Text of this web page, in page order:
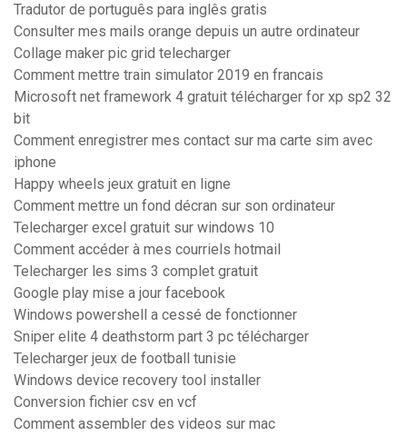
Tradutor de português para inglês gratis
Consulter mes mails orange depuis un autre ordinateur
Collage maker pic grid telecharger
Comment mettre train simulator 2019 en francais
Microsoft net framework 4 gratuit télécharger for xp sp2 32
bit
Comment enregistrer mes contact sur ma carte sim avec
iphone
Happy wheels jeux gratuit en ligne
Comment mettre un fond décran sur son ordinateur
Telecharger excel gratuit sur windows 10
Comment accéder à mes courriels hotmail
Telecharger les sims 3 complet gratuit
Google play mise a jour facebook
Windows powershell a cessé de fonctionner
Sniper elite 4 deathstorm part 3 pc télécharger
Telecharger jeux de football tunisie
Windows device recovery tool installer
Conversion fichier csv en vcf
Comment assembler des videos sur mac